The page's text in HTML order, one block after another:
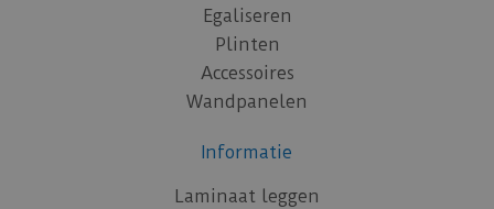
Egaliseren
Plinten
Accessoires
Wandpanelen
Informatie
Laminaat leggen